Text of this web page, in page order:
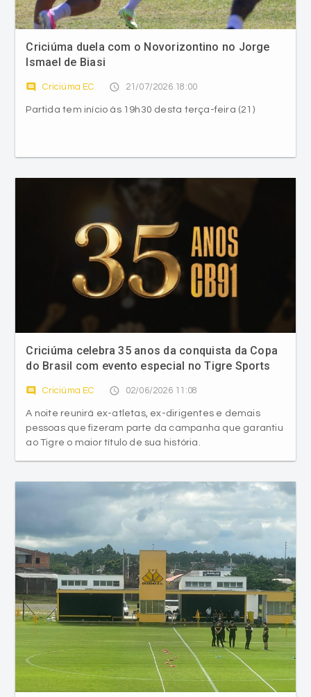
Criciúma duela com o Novorizontino no Jorge
Ismael de Biasi
comment Criciúma EC access_time 21/07/2026 18:00
Partida tem início às 19h30 desta terça-feira (21)
Criciúma celebra 35 anos da conquista da Copa
do Brasil com evento especial no Tigre Sports
comment Criciúma EC access_time 02/06/2026 11:08
A noite reunirá ex-atletas, ex-dirigentes e demais
pessoas que fizeram parte da campanha que garantiu
ao Tigre o maior título de sua história.